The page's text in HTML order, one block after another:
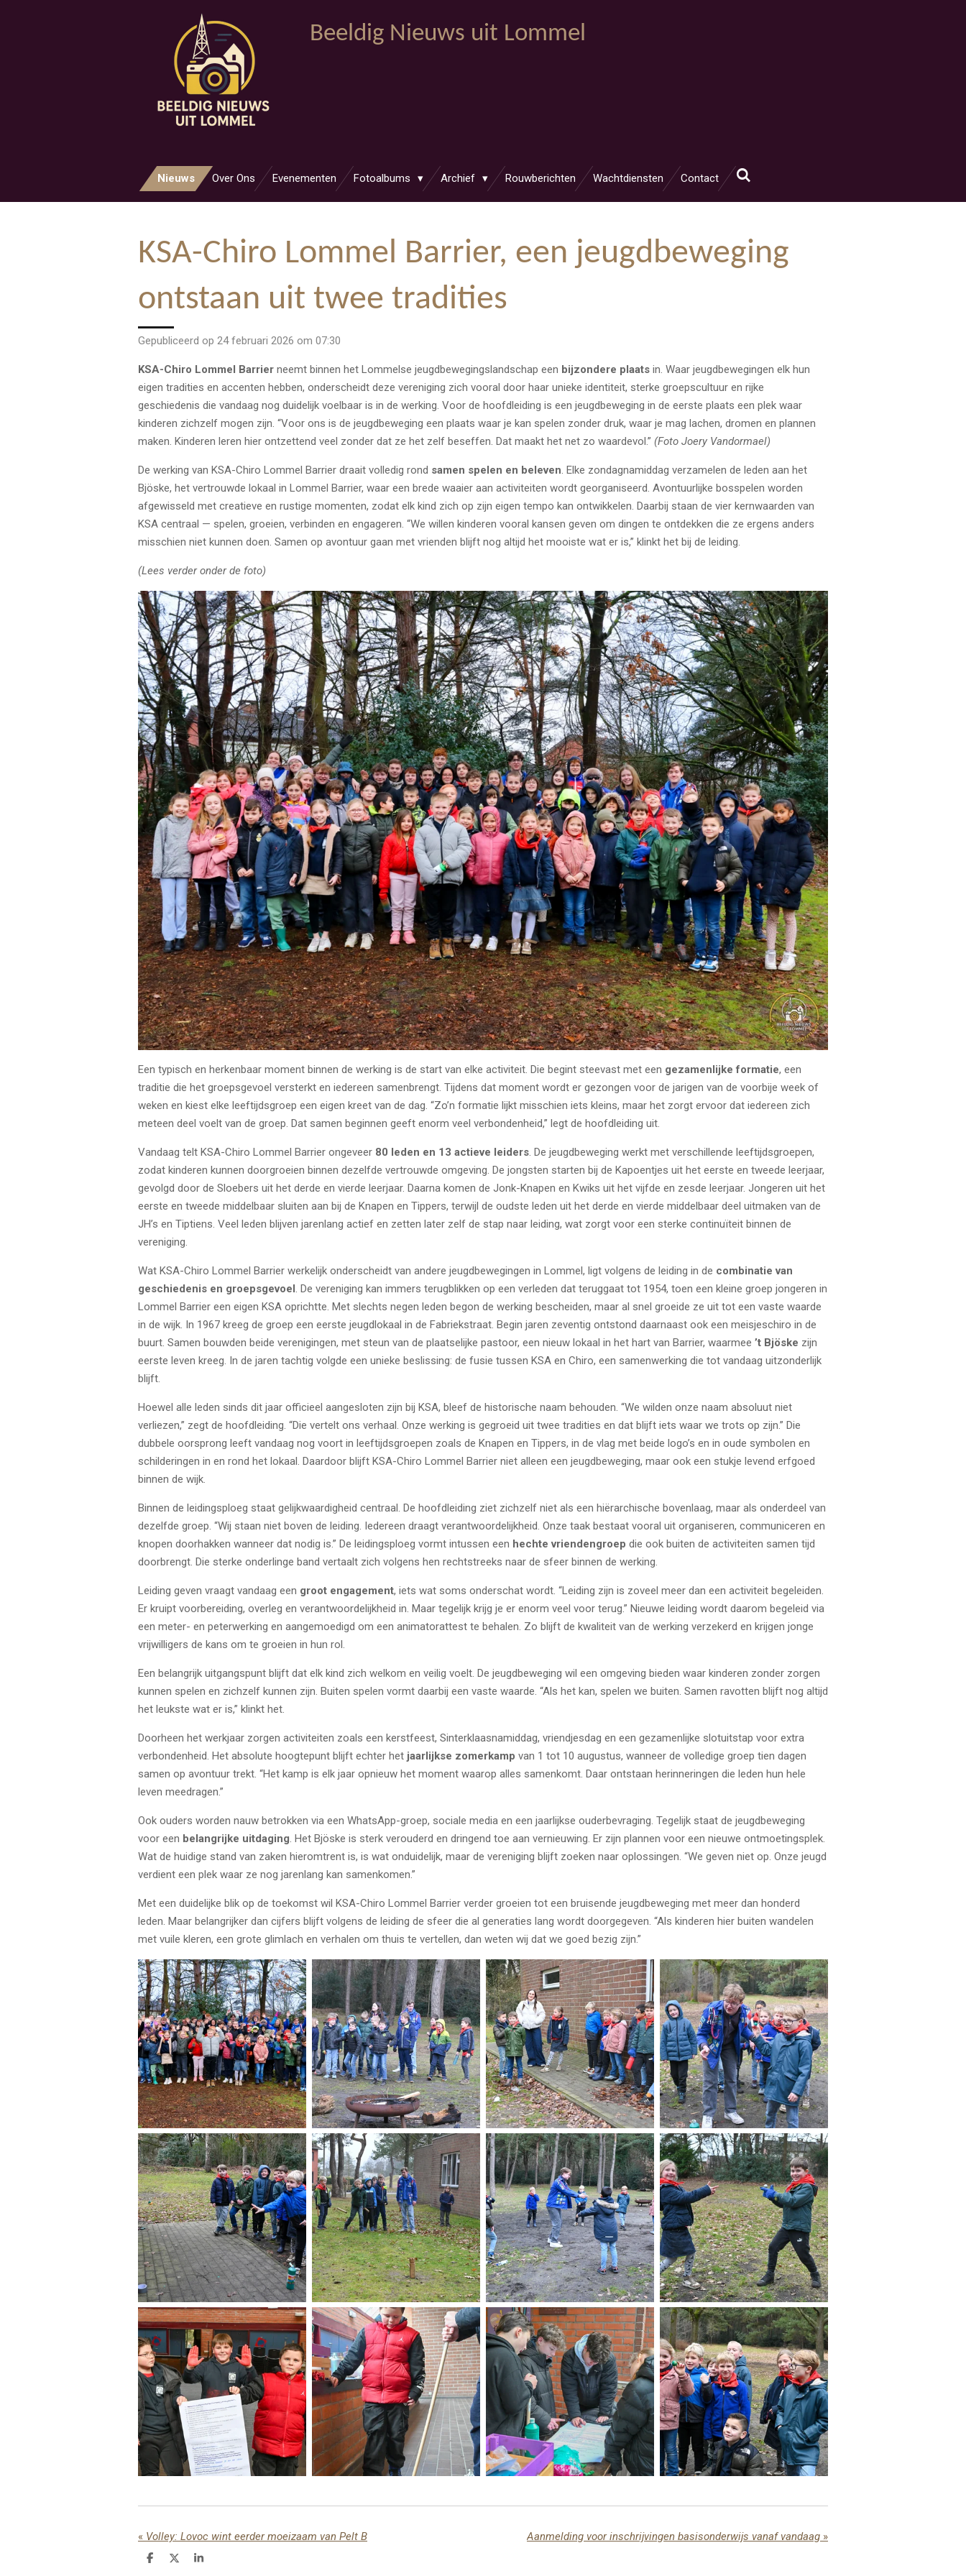
Beeldig Nieuws uit Lommel
Nieuws Over Ons Evenementen Fotoalbums Archief Rouwberichten Wachtdiensten Contact
KSA-Chiro Lommel Barrier, een jeugdbeweging
ontstaan uit twee tradities
Gepubliceerd op 24 februari 2026 om 07:30
KSA-Chiro Lommel Barrier neemt binnen het Lommelse jeugdbewegingslandschap een bijzondere plaats in. Waar jeugdbewegingen elk hun
eigen tradities en accenten hebben, onderscheidt deze vereniging zich vooral door haar unieke identiteit, sterke groepscultuur en rijke
geschiedenis die vandaag nog duidelijk voelbaar is in de werking. Voor de hoofdleiding is een jeugdbeweging in de eerste plaats een plek waar
kinderen zichzelf mogen zijn. “Voor ons is de jeugdbeweging een plaats waar je kan spelen zonder druk, waar je mag lachen, dromen en plannen
maken. Kinderen leren hier ontzettend veel zonder dat ze het zelf beseffen. Dat maakt het net zo waardevol.” (Foto Joery Vandormael)
De werking van KSA-Chiro Lommel Barrier draait volledig rond samen spelen en beleven. Elke zondagnamiddag verzamelen de leden aan het
Bjöske, het vertrouwde lokaal in Lommel Barrier, waar een brede waaier aan activiteiten wordt georganiseerd. Avontuurlijke bosspelen worden
afgewisseld met creatieve en rustige momenten, zodat elk kind zich op zijn eigen tempo kan ontwikkelen. Daarbij staan de vier kernwaarden van
KSA centraal — spelen, groeien, verbinden en engageren. “We willen kinderen vooral kansen geven om dingen te ontdekken die ze ergens anders
misschien niet kunnen doen. Samen op avontuur gaan met vrienden blijft nog altijd het mooiste wat er is,” klinkt het bij de leiding.
(Lees verder onder de foto)
Een typisch en herkenbaar moment binnen de werking is de start van elke activiteit. Die begint steevast met een gezamenlijke formatie, een
traditie die het groepsgevoel versterkt en iedereen samenbrengt. Tijdens dat moment wordt er gezongen voor de jarigen van de voorbije week of
weken en kiest elke leeftijdsgroep een eigen kreet van de dag. “Zo’n formatie lijkt misschien iets kleins, maar het zorgt ervoor dat iedereen zich
meteen deel voelt van de groep. Dat samen beginnen geeft enorm veel verbondenheid,” legt de hoofdleiding uit.
Vandaag telt KSA-Chiro Lommel Barrier ongeveer 80 leden en 13 actieve leiders. De jeugdbeweging werkt met verschillende leeftijdsgroepen,
zodat kinderen kunnen doorgroeien binnen dezelfde vertrouwde omgeving. De jongsten starten bij de Kapoentjes uit het eerste en tweede leerjaar,
gevolgd door de Sloebers uit het derde en vierde leerjaar. Daarna komen de Jonk-Knapen en Kwiks uit het vijfde en zesde leerjaar. Jongeren uit het
eerste en tweede middelbaar sluiten aan bij de Knapen en Tippers, terwijl de oudste leden uit het derde en vierde middelbaar deel uitmaken van de
JH’s en Tiptiens. Veel leden blijven jarenlang actief en zetten later zelf de stap naar leiding, wat zorgt voor een sterke continuïteit binnen de
vereniging.
Wat KSA-Chiro Lommel Barrier werkelijk onderscheidt van andere jeugdbewegingen in Lommel, ligt volgens de leiding in de combinatie van
geschiedenis en groepsgevoel . De vereniging kan immers terugblikken op een verleden dat teruggaat tot 1954, toen een kleine groep jongeren in
Lommel Barrier een eigen KSA oprichtte. Met slechts negen leden begon de werking bescheiden, maar al snel groeide ze uit tot een vaste waarde
in de wijk. In 1967 kreeg de groep een eerste jeugdlokaal in de Fabriekstraat. Begin jaren zeventig ontstond daarnaast ook een meisjeschiro in de
buurt. Samen bouwden beide verenigingen, met steun van de plaatselijke pastoor, een nieuw lokaal in het hart van Barrier, waarmee ’t Bjöske zijn
eerste leven kreeg. In de jaren tachtig volgde een unieke beslissing: de fusie tussen KSA en Chiro, een samenwerking die tot vandaag uitzonderlijk
blijft.
Hoewel alle leden sinds dit jaar officieel aangesloten zijn bij KSA, bleef de historische naam behouden. “We wilden onze naam absoluut niet
verliezen,” zegt de hoofdleiding. “Die vertelt ons verhaal. Onze werking is gegroeid uit twee tradities en dat blijft iets waar we trots op zijn.” Die
dubbele oorsprong leeft vandaag nog voort in leeftijdsgroepen zoals de Knapen en Tippers, in de vlag met beide logo’s en in oude symbolen en
schilderingen in en rond het lokaal. Daardoor blijft KSA-Chiro Lommel Barrier niet alleen een jeugdbeweging, maar ook een stukje levend erfgoed
binnen de wijk.
Binnen de leidingsploeg staat gelijkwaardigheid centraal. De hoofdleiding ziet zichzelf niet als een hiërarchische bovenlaag, maar als onderdeel van
dezelfde groep. “Wij staan niet boven de leiding. Iedereen draagt verantwoordelijkheid. Onze taak bestaat vooral uit organiseren, communiceren en
knopen doorhakken wanneer dat nodig is.” De leidingsploeg vormt intussen een hechte vriendengroep die ook buiten de activiteiten samen tijd
doorbrengt. Die sterke onderlinge band vertaalt zich volgens hen rechtstreeks naar de sfeer binnen de werking.
Leiding geven vraagt vandaag een groot engagement, iets wat soms onderschat wordt. “Leiding zijn is zoveel meer dan een activiteit begeleiden.
Er kruipt voorbereiding, overleg en verantwoordelijkheid in. Maar tegelijk krijg je er enorm veel voor terug.” Nieuwe leiding wordt daarom begeleid via
een meter- en peterwerking en aangemoedigd om een animatorattest te behalen. Zo blijft de kwaliteit van de werking verzekerd en krijgen jonge
vrijwilligers de kans om te groeien in hun rol.
Een belangrijk uitgangspunt blijft dat elk kind zich welkom en veilig voelt. De jeugdbeweging wil een omgeving bieden waar kinderen zonder zorgen
kunnen spelen en zichzelf kunnen zijn. Buiten spelen vormt daarbij een vaste waarde. “Als het kan, spelen we buiten. Samen ravotten blijft nog altijd
het leukste wat er is,” klinkt het.
Doorheen het werkjaar zorgen activiteiten zoals een kerstfeest, Sinterklaasnamiddag, vriendjesdag en een gezamenlijke slotuitstap voor extra
verbondenheid. Het absolute hoogtepunt blijft echter het jaarlijkse zomerkamp van 1 tot 10 augustus, wanneer de volledige groep tien dagen
samen op avontuur trekt. “Het kamp is elk jaar opnieuw het moment waarop alles samenkomt. Daar ontstaan herinneringen die leden hun hele
leven meedragen.”
Ook ouders worden nauw betrokken via een WhatsApp-groep, sociale media en een jaarlijkse ouderbevraging. Tegelijk staat de jeugdbeweging
voor een belangrijke uitdaging. Het Bjöske is sterk verouderd en dringend toe aan vernieuwing. Er zijn plannen voor een nieuwe ontmoetingsplek.
Wat de huidige stand van zaken hieromtrent is, is wat onduidelijk, maar de vereniging blijft zoeken naar oplossingen. “We geven niet op. Onze jeugd
verdient een plek waar ze nog jarenlang kan samenkomen.”
Met een duidelijke blik op de toekomst wil KSA-Chiro Lommel Barrier verder groeien tot een bruisende jeugdbeweging met meer dan honderd
leden. Maar belangrijker dan cijfers blijft volgens de leiding de sfeer die al generaties lang wordt doorgegeven. “Als kinderen hier buiten wandelen
met vuile kleren, een grote glimlach en verhalen om thuis te vertellen, dan weten wij dat we goed bezig zijn.”
« Volley: Lovoc wint eerder moeizaam van Pelt B Aanmelding voor inschrijvingen basisonderwijs vanaf vandaag »
D
D
S